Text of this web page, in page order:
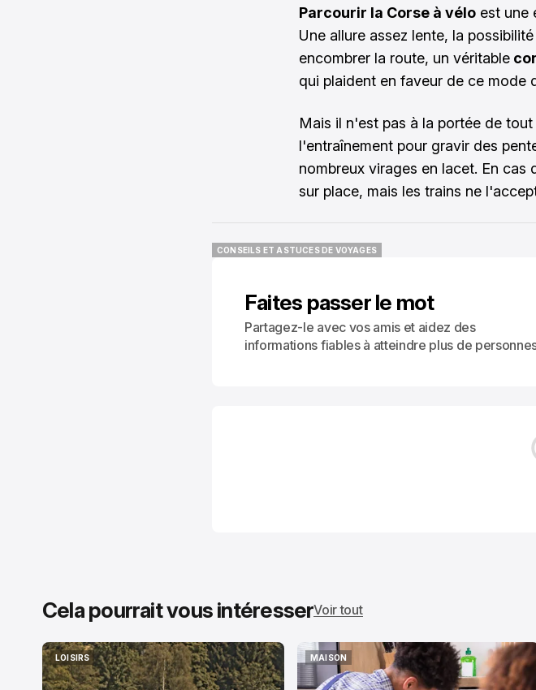
Parcourir la Corse à vélo est une
Une allure assez lente, la
encombrer la route, un véritable
qui plaident en faveur de ce mode
Mais il n'est pas à la portée de
l'entraînement pour gravir des
nombreux virages en lacet. En
sur place, mais les trains ne
CONSEILS ET ASTUCES DE VOYAGES
Faites passer le mot
Partagez-le avec vos amis et aidez des
informations fiables à atteindre plus de
Cela pourrait vous intéresserVoir tout
LOISIRS
LOISIRS
MAISON
MAISON